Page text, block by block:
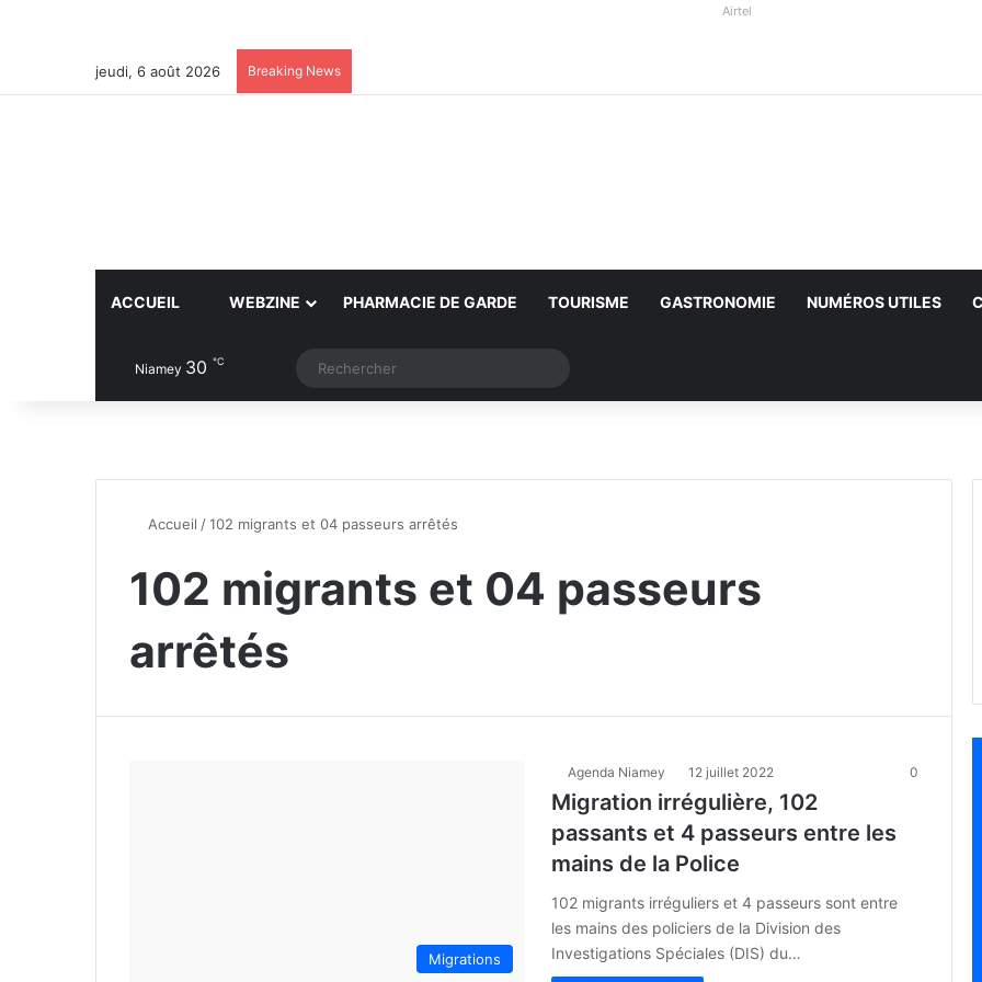
Airtel
jeudi, 6 août 2026 Breaking News
ACCUEIL WEBZINE PHARMACIE DE GARDE TOURISME GASTRONOMIE NUMÉROS UTILES
Niamey 30 ℃ Article Aléatoire
Switch skin
Accueil /102 migrants et 04 passeurs arrêtés
102 migrants et 04 passeurs
arrêtés
Migrations
Agenda Niamey 12 juillet 2022 0
Migration irrégulière, 102
passants et 4 passeurs entre les
mains de la Police
102 migrants irréguliers et 4 passeurs sont entre
les mains des policiers de la Division des
Investigations Spéciales (DIS) du…